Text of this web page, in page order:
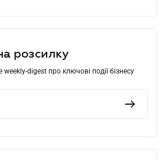
розсилку
digest про ключові події бізнесу